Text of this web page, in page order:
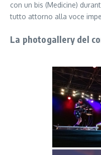
con un bis (Medicine)
tutto attorno alla voce
La photogallery del